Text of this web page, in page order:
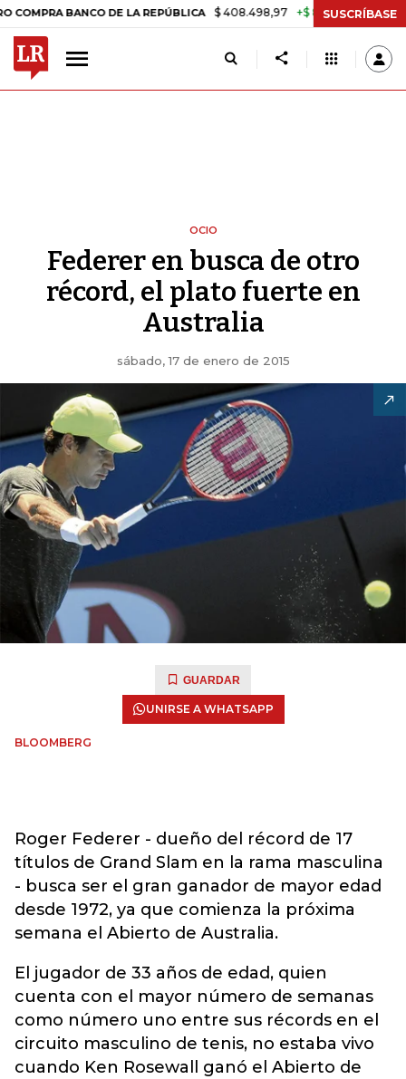
BANCO DE LA REPÚBLICA $ 408.498,97 +$ 8.753,81 +2,19%
SUSCRÍBASE
OCIO
Federer en busca de otro
récord, el plato fuerte en
Australia
sábado, 17 de enero de 2015
GUARDAR
UNIRSE A WHATSAPP
BLOOMBERG
Roger Federer - dueño del récord de 17
títulos de Grand Slam en la rama masculina
- busca ser el gran ganador de mayor edad
desde 1972, ya que comienza la próxima
semana el Abierto de Australia.
El jugador de 33 años de edad, quien
cuenta con el mayor número de semanas
como número uno entre sus récords en el
circuito masculino de tenis, no estaba vivo
cuando Ken Rosewall ganó el Abierto de